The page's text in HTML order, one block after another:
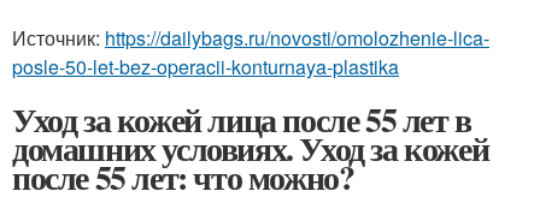
Источник: https://dailybags.ru/novosti/omolozhenie-lica-
posle-50-let-bez-operacii-konturnaya-plastika
Уход за кожей лица после 55 лет в
домашних условиях. Уход за кожей
после 55 лет: что можно?